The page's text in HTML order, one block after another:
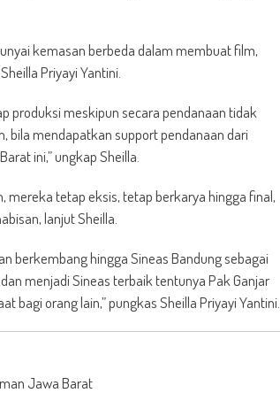
kemasan berbeda dalam membuat film,
Priyayi Yantini.
produksi meskipun secara pendanaan tidak
bila mendapatkan support pendanaan dari
ini,” ungkap Sheilla.
tetap eksis, tetap berkarya hingga final,
lanjut Sheilla.
berkembang hingga Sineas Bandung sebagai
menjadi Sineas terbaik tentunya Pak Ganjar
orang lain,” pungkas Sheilla Priyayi Yantini.
Jawa Barat